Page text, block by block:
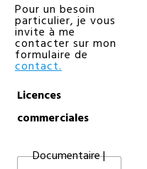
Pour un besoin
particulier, je vous
invite à me
contacter sur mon
formulaire de
contact.
Licences
commerciales
Documentaire |